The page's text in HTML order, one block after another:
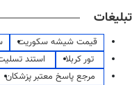
تبلیغات
قیمت شیشه سکوریت
تور کربلا
استند
مرجع پاسخ معتبر پزشکان